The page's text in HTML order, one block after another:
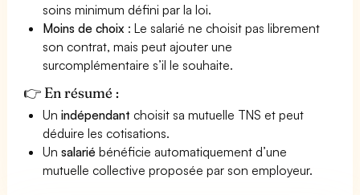
soins minimum défini par la loi.
Moins de choix : Le salarié ne choisit pas librement
son contrat, mais peut ajouter une
surcomplémentaire s’il le souhaite.
👉 En résumé :
Unindépendant choisit sa mutuelle TNS et peut
déduire les cotisations.
Unsalarié bénéficie automatiquement d’une
mutuelle collective proposée par son employeur.